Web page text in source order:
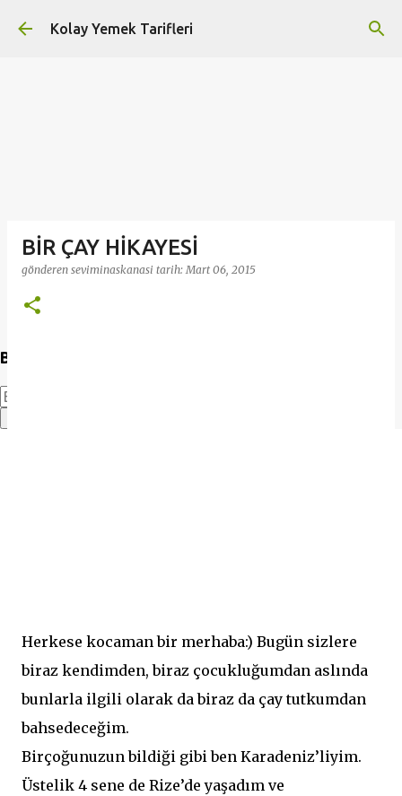
Ana içeriğe atla
Kolay Yemek Tarifleri
Bu Blogda Ara
BİR ÇAY HİKAYESİ
gönderen seviminaskanasi tarih:Mart 06, 2015
Herkese kocaman bir merhaba:) Bugün sizlere
biraz kendimden, biraz çocukluğumdan aslında
bunlarla ilgili olarak da biraz da çay tutkumdan
bahsedeceğim.
Birçoğunuzun bildiği gibi ben Karadeniz’liyim.
Üstelik 4 sene de Rize’de yaşadım ve